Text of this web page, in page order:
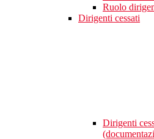
Ruolo
Dirigenti cessati
Dirigenti